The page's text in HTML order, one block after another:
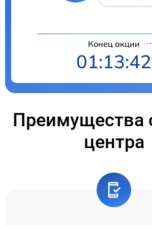
Конец акции
01:13:41
Преимущества
центра